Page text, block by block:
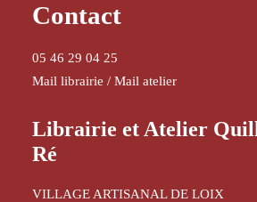
Contact
05 46 29 04 25
Mail librairie / Mail atelier
Librairie et Atelier
Ré
VILLAGE ARTISANAL DE LOIX